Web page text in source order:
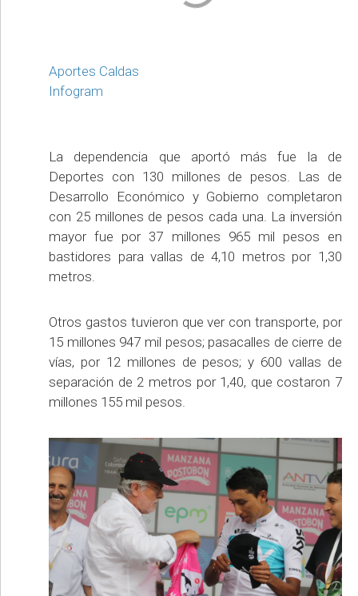
Aportes Caldas
Infogram
La dependencia que aportó más fue la de
Deportes con 130 millones de pesos. Las de
Desarrollo Económico y Gobierno completaron
con 25 millones de pesos cada una. La inversión
mayor fue por 37 millones 965 mil pesos en
bastidores para vallas de 4,10 metros por 1,30
metros.
Otros gastos tuvieron que ver con transporte, por
15 millones 947 mil pesos; pasacalles de cierre de
vías, por 12 millones de pesos; y 600 vallas de
separación de 2 metros por 1,40, que costaron 7
millones 155 mil pesos.